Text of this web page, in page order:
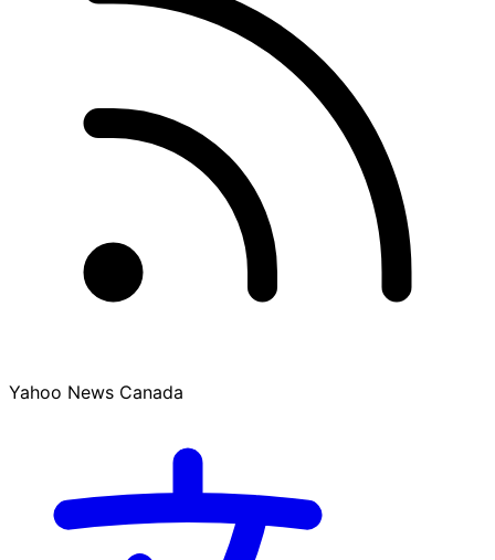
Yahoo News Canada